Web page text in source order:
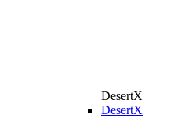
DesertX
DesertX